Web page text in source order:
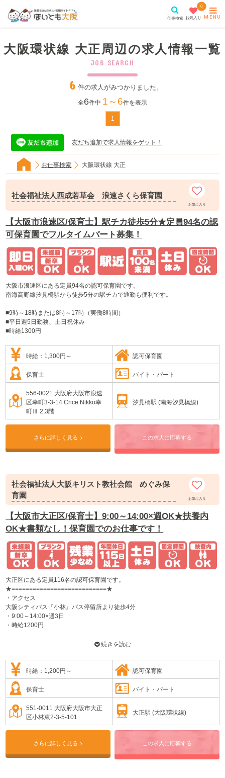
仕事検索
0
お気入り MENU
大阪環状線 大正周辺の求人情報一覧
JOB SEARCH
6 件の求人がみつかりました。
全6件中 1～6件を表示
1
友だち追加で求人情報をゲット！
お仕事検索 大阪環状線 大正
社会福祉法人西成若草会 浪速さくら保育園
お気に入り
【大阪市浪速区/保育士】駅チカ徒歩5分★定員94名の認
可保育園でフルタイムパート募集！
大阪市浪速区にある定員94名の認可保育園です。
南海高野線汐見橋駅から徒歩5分の駅チカで通勤も便利です。
■9時～18時または8時～17時（実働8時間）
■平日週5日勤務、土日祝休み
■時給1300円
時給：1,300円～ 認可保育園
保育士 バイト・パート
556-0021 大阪府大阪市浪速
区幸町3-3-14 Crice Nikko幸
町Ⅲ 2,3階
汐見橋駅 (南海汐見橋線)
さらに詳しく見る この求人に応募する
社会福祉法人大阪キリスト教社会館 めぐみ保
育園
お気に入り
【大阪市大正区/保育士】9:00～14:00×週OK★扶養内
OK★書類なし！保育園でのお仕事です！
大正区にある定員116名の認可保育園です。
★===========================★
・アクセス
大阪シティバス『小林』バス停留所より徒歩4分
・9:00～14:00×週3日
・時給1200円
募集に関する詳細は、ほいともにお問い合わせください。
続きを読む
時給：1,200円～ 認可保育園
保育士 バイト・パート
551-0011 大阪府大阪市大正
区小林東2-3-5-101
大正駅 (大阪環状線)
さらに詳しく見る この求人に応募する